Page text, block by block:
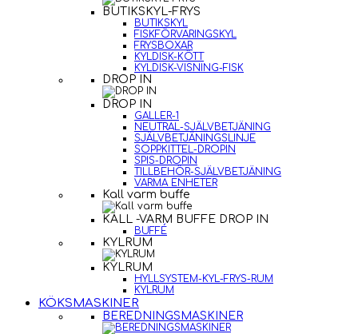
BUTIKSKYL-FRYS
BUTIKSKYL
FISKFÖRVARINGSKYL
FRYSBOXAR
KYLDISK-KÖTT
KYLDISK-VISNING-FISK
DROP IN
DROP IN
GALLER-1
NEUTRAL-SJÄLVBETJÄNING
SJÄLVBETJÄNINGSLINJE
SOPPKITTEL-DROPIN
SPIS-DROPIN
TILLBEHÖR-SJÄLVBETJÄNING
VARMA ENHETER
Kall varm buffe
KALL -VARM BUFFE DROP IN
BUFFÉ
KYLRUM
KYLRUM
HYLLSYSTEM-KYL-FRYS-RUM
KYLRUM
KÖKSMASKINER
BEREDNINGSMASKINER